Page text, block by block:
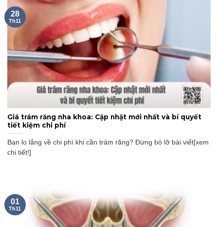
Giá trám răng nha khoa: Cập nhật mới nhất và bí quyết
tiết kiệm chi phí
Bạn lo lắng về chi phí khi cần trám răng? Đừng bỏ lỡ bài viết[xem
chi tiết!]
28
Th11
01
Th11